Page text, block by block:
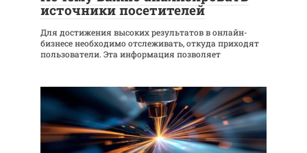
источники посетителей
Для достижения высоких результатов в онлайн-
бизнесе необходимо отслеживать, откуда приходят
пользователи. Эта информация позволяет